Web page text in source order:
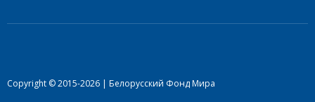
Copyright © 2015-2026 | Белорусский Фонд Мира